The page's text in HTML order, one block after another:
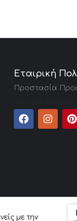
Εταιρική
Προστασία
με την